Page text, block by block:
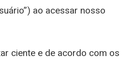
ao acessar nosso
ciente e de acordo com os